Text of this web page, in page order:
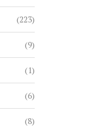
(223)
(9)
(1)
(6)
(8)